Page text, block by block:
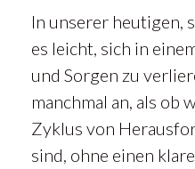
In unserer heutigen,
es leicht, sich in
und Sorgen zu
manchmal an, als ob
Zyklus von
sind, ohne einen